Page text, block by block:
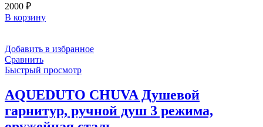
2000 ₽
В корзину
Добавить в избранное
Сравнить
Быстрый просмотр
AQUEDUTO CHUVA Душевой
гарнитур, ручной душ 3 режима,